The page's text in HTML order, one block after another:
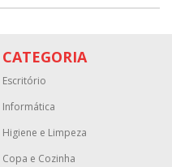
CATEGORIA
Escritório
Informática
Higiene e Limpeza
Copa e Cozinha